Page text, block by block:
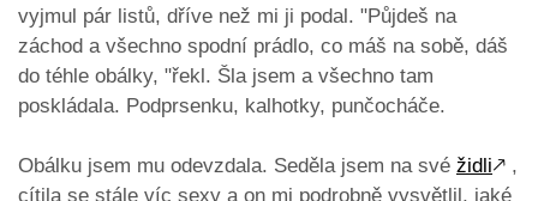
vyjmul pár listů, dříve než mi ji podal. "Půjdeš na
záchod a všechno spodní prádlo, co máš na sobě, dáš
do téhle obálky, "řekl. Šla jsem a všechno tam
poskládala. Podprsenku, kalhotky, punčocháče.
Obálku jsem mu odevzdala. Seděla jsem na své židli🡕 ,
cítila se stále víc sexy a on mi podrobně vysvětlil, jaké